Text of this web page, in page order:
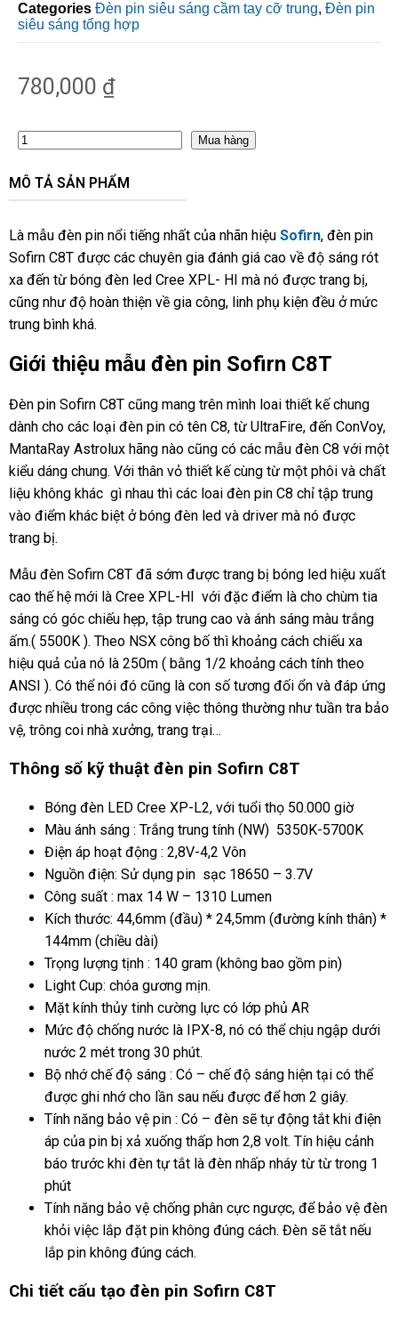
Categories Đèn pin siêu sáng cầm tay cỡ trung, Đèn pin
siêu sáng tổng hợp
780,000 ₫
Mua hàng
MÔ TẢ SẢN PHẨM
Là mẫu đèn pin nổi tiếng nhất của nhãn hiệu Sofirn, đèn pin
Sofirn C8T được các chuyên gia đánh giá cao về độ sáng rót
xa đến từ bóng đèn led Cree XPL- HI mà nó được trang bị,
cũng như độ hoàn thiện về gia công, linh phụ kiện đều ở mức
trung bình khá.
Giới thiệu mẫu đèn pin Sofirn C8T
Đèn pin Sofirn C8T cũng mang trên mình loai thiết kế chung
dành cho các loại đèn pin có tên C8, từ UltraFire, đến ConVoy,
MantaRay Astrolux hãng nào cũng có các mẫu đèn C8 với một
kiểu dáng chung. Với thân vỏ thiết kế cùng từ một phôi và chất
liệu không khác gì nhau thì các loai đèn pin C8 chỉ tập trung
vào điểm khác biệt ở bóng đèn led và driver mà nó được
trang bị.
Mẫu đèn Sofirn C8T đã sớm được trang bị bóng led hiệu xuất
cao thế hệ mới là Cree XPL-HI với đặc điểm là cho chùm tia
sáng có góc chiếu hẹp, tập trung cao và ánh sáng màu trắng
ấm.( 5500K ). Theo NSX công bố thì khoảng cách chiếu xa
hiệu quả của nó là 250m ( bằng 1/2 khoảng cách tính theo
ANSI ). Có thể nói đó cũng là con số tương đối ổn và đáp ứng
được nhiều trong các công việc thông thường như tuần tra bảo
vệ, trông coi nhà xưởng, trang trại…
Thông số kỹ thuật đèn pin Sofirn C8T
Bóng đèn LED Cree XP-L2, với tuổi thọ 50.000 giờ
Màu ánh sáng : Trắng trung tính (NW) 5350K-5700K
Điện áp hoạt động : 2,8V-4,2 Vôn
Nguồn điện: Sử dụng pin sạc 18650 – 3.7V
Công suất : max 14 W – 1310 Lumen
Kích thước: 44,6mm (đầu) * 24,5mm (đường kính thân) *
144mm (chiều dài)
Trọng lượng tịnh : 140 gram (không bao gồm pin)
Light Cup: chóa gương mịn.
Mặt kính thủy tinh cường lực có lớp phủ AR
Mức độ chống nước là IPX-8, nó có thể chịu ngập dưới
nước 2 mét trong 30 phút.
Bộ nhớ chế độ sáng : Có – chế độ sáng hiện tại có thể
được ghi nhớ cho lần sau nếu được để hơn 2 giây.
Tính năng bảo vệ pin : Có – đèn sẽ tự động tắt khi điện
áp của pin bị xả xuống thấp hơn 2,8 volt. Tín hiệu cảnh
báo trước khi đèn tự tắt là đèn nhấp nháy từ từ trong 1
phút
Tính năng bảo vệ chống phân cực ngược, để bảo vệ đèn
khỏi việc lắp đặt pin không đúng cách. Đèn sẽ tắt nếu
lắp pin không đúng cách.
Chi tiết cấu tạo đèn pin Sofirn C8T